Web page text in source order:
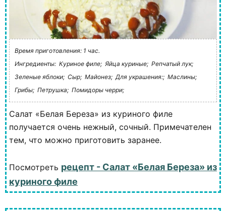
Время приготовления: 1 час.
Ингредиенты: Куриное филе; Яйца куриные; Репчатый лук;
Зеленые яблоки; Сыр; Майонез; Для украшения:; Маслины;
Грибы; Петрушка; Помидоры черри;
Салат «Белая Береза» из куриного филе
получается очень нежный, сочный. Примечателен
тем, что можно приготовить заранее.
Посмотреть рецепт - Салат «Белая Береза» из
куриного филе